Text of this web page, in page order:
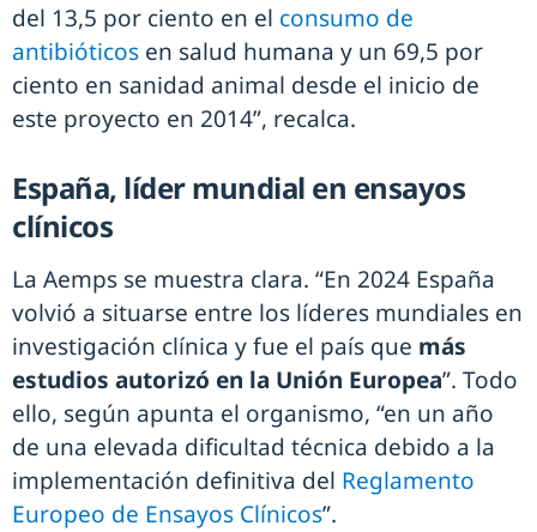
del 13,5 por ciento en el consumo de
antibióticos en salud humana y un 69,5 por
ciento en sanidad animal desde el inicio de
este proyecto en 2014”, recalca.
España, líder mundial en ensayos
clínicos
La Aemps se muestra clara. “En 2024 España
volvió a situarse entre los líderes mundiales en
investigación clínica y fue el país que más
estudios autorizó en la Unión Europea”. Todo
ello, según apunta el organismo, “en un año
de una elevada dificultad técnica debido a la
implementación definitiva del Reglamento
Europeo de Ensayos Clínicos”.